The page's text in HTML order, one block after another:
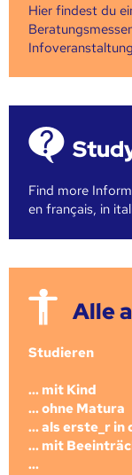
Hier findest du
Find more
en français, in
Alle
Studieren
... mit Kind
... ohne Matura
... als erste_r in
... mit
...